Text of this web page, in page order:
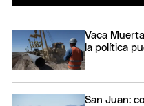
Vaca
la política
San Juan: